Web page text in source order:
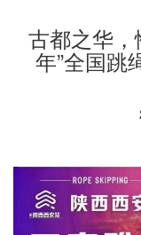
古都之华，
年”全国跳